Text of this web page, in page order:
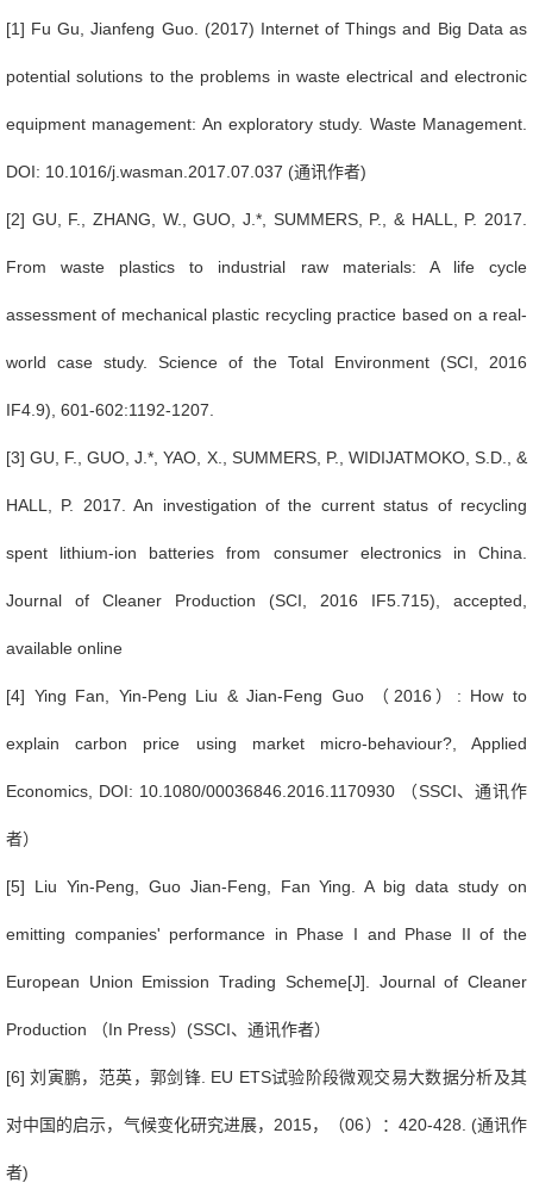
[1] Fu Gu, Jianfeng Guo. (2017) Internet of Things and Big Data as
potential solutions to the problems in waste electrical and electronic
equipment management: An exploratory study. Waste Management.
DOI: 10.1016/j.wasman.2017.07.037 (通讯作者)
[2] GU, F., ZHANG, W., GUO, J.*, SUMMERS, P., & HALL, P. 2017.
From waste plastics to industrial raw materials: A life cycle
assessment of mechanical plastic recycling practice based on a real-
world case study. Science of the Total Environment (SCI, 2016
IF4.9), 601-602:1192-1207.
[3] GU, F., GUO, J.*, YAO, X., SUMMERS, P., WIDIJATMOKO, S.D., &
HALL, P. 2017. An investigation of the current status of recycling
spent lithium-ion batteries from consumer electronics in China.
Journal of Cleaner Production (SCI, 2016 IF5.715), accepted,
available online
[4] Ying Fan, Yin-Peng Liu & Jian-Feng Guo （ 2016 ） : How to
explain carbon price using market micro-behaviour?, Applied
Economics, DOI: 10.1080/00036846.2016.1170930 （SSCI、通讯作
者）
[5] Liu Yin-Peng, Guo Jian-Feng, Fan Ying. A big data study on
emitting companies' performance in Phase I and Phase II of the
European Union Emission Trading Scheme[J]. Journal of Cleaner
Production （In Press） (SSCI、通讯作者）
[6]刘寅鹏，范英，郭剑锋. EU ETS试验阶段微观交易大数据分析及其
对中国的启示，气候变化研究进展， 2015，（06）： 420-428. (通讯作
者)